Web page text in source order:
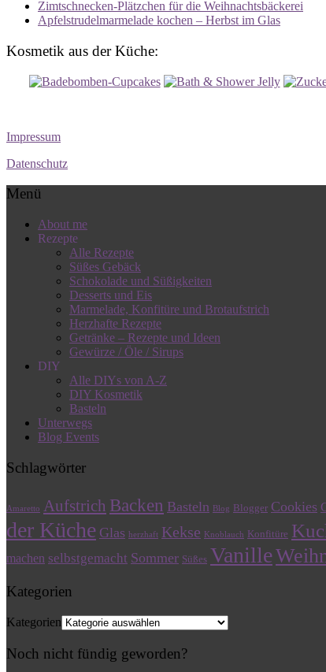
Zimtschnecken-Plätzchen für die Weihnachtsbäckerei
Apfelstrudelmarmelade kochen – Herbst im Glas
Kosmetik aus der Küche:
Impressum
Datenschutz
Menü
About me
Rezepte
Alle Rezepte
Süßes Gebäck
Schokolade und Süßigkeiten
Desserts und Eis
Marmelade, Konfitüre und Brotaufstrich
Herzhafte Rezepte
Getränke – Rezepte und Ideen
Gewürze / Öle / Sirups
DIY
Alle DIYs von A-Z
DIY Kosmetik
Basteln
Unterwegs
Blog Events
Schlagwörter
Amaretto Aufstrich Backen Basteln Blog Blogger Cookies
der Küche Glas herzhaft Kekse Knoblauch Konfitüre
machen selbstgemacht Sommer Süßes Vanille
Kategorien
Kategorien
Noch nicht fündig geworden?